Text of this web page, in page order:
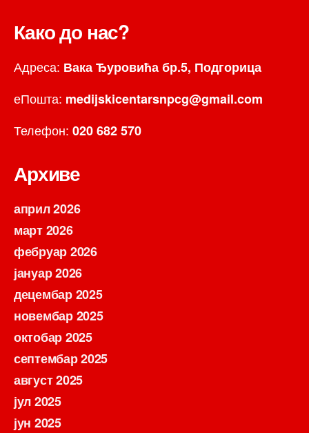
Како до нас?
Адреса: Вака Ђуровића бр.5, Подгорица
еПошта: medijskicentarsnpcg@gmail.com
Телефон: 020 682 570
Архиве
април 2026
март 2026
фебруар 2026
јануар 2026
децембар 2025
новембар 2025
октобар 2025
септембар 2025
август 2025
јул 2025
јун 2025